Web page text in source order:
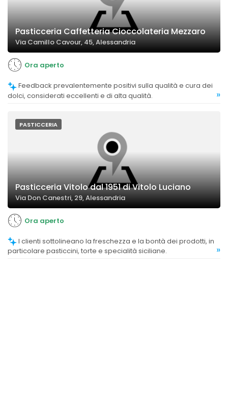
Pasticceria Caffetteria Cioccolateria Mezzaro
Via Camillo Cavour, 45, Alessandria
Ora aperto
dolci, considerati eccellenti e di alta qualità.
»
PASTICCERIA
Pasticceria Vitolo dal 1951 di Vitolo Luciano
Via Don Canestri, 29, Alessandria
Ora aperto
particolare pasticcini, torte e specialità siciliane.
»